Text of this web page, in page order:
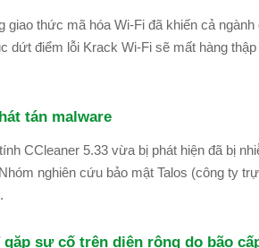
giao thức mã hóa Wi-Fi đã khiến cả
dứt điểm lỗi Krack Wi-Fi sẽ mất hàng
tán malware
CCleaner 5.33 vừa bị phát hiện đã bị
nghiên cứu bảo mật Talos (công ty
gặp sự cố trên diện rộng do bão